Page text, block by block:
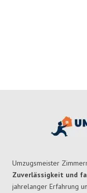
Umzugsmeister
Zuverlässigkeit und
jahrelanger Erfahrung